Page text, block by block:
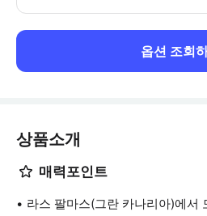
옵션 조회
상품소개
매력포인트
라스 팔마스(그란 카나리아)에서